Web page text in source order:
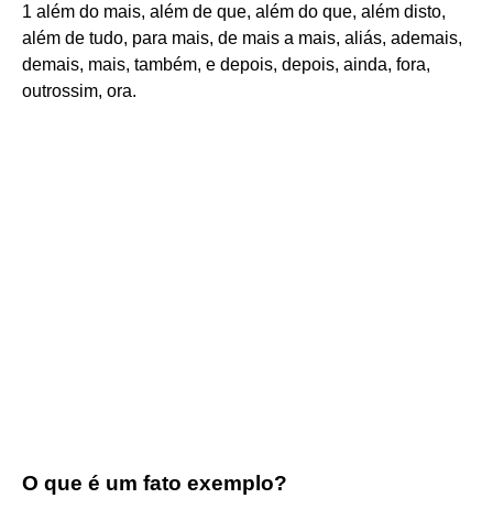
1 além do mais, além de que, além do que, além disto,
além de tudo, para mais, de mais a mais, aliás, ademais,
demais, mais, também, e depois, depois, ainda, fora,
outrossim, ora.
O que é um fato exemplo?